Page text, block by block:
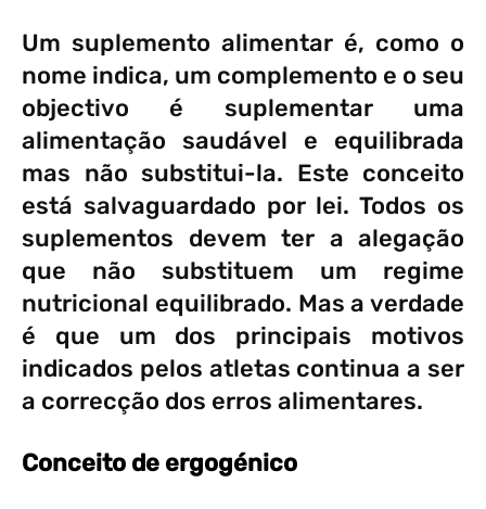
Um suplemento alimentar é, como o
nome indica, um complemento e o seu
objectivo é suplementar uma
alimentação saudável e equilibrada
mas não substitui-la. Este conceito
está salvaguardado por lei. Todos os
suplementos devem ter a alegação
que não substituem um regime
nutricional equilibrado. Mas a verdade
é que um dos principais motivos
indicados pelos atletas continua a ser
a correcção dos erros alimentares.
Conceito de ergogénico